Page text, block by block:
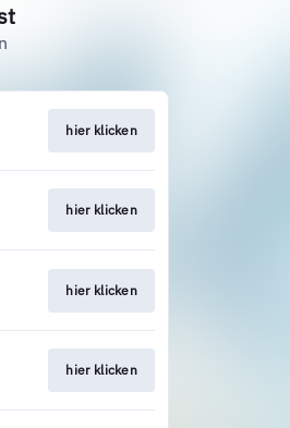
hier klicken
hier klicken
hier klicken
hier klicken